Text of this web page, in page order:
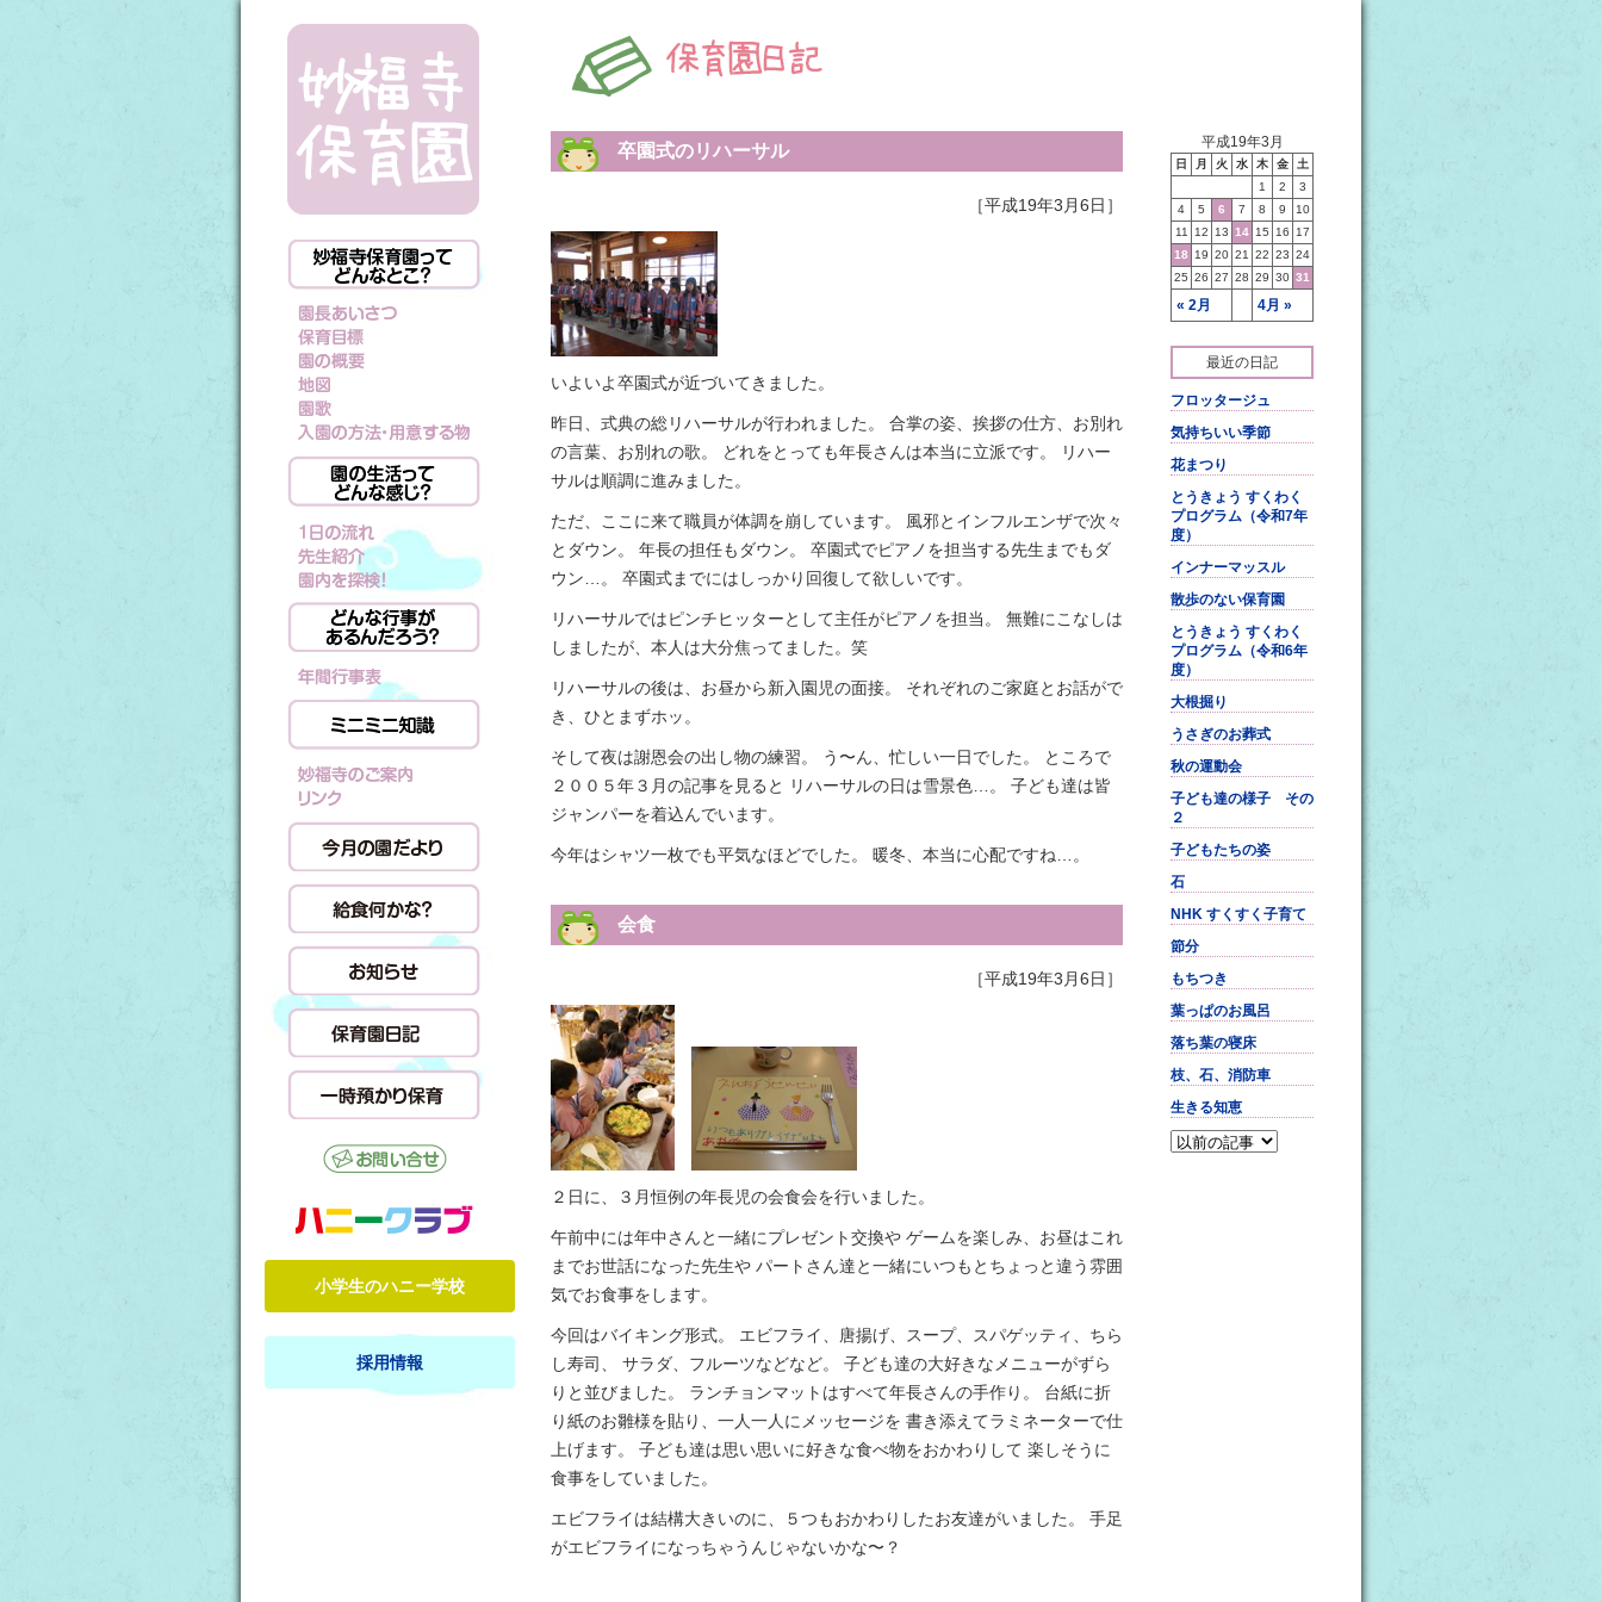
小学生のハニー学校
採用情報
卒園式のリハーサル
［平成19年3月6日］
いよいよ卒園式が近づいてきました。
昨日、式典の総リハーサルが行われました。 合掌の姿、挨拶の仕方、お別れ
の言葉、お別れの歌。 どれをとっても年長さんは本当に立派です。 リハー
サルは順調に進みました。
ただ、ここに来て職員が体調を崩しています。 風邪とインフルエンザで次々
とダウン。 年長の担任もダウン。 卒園式でピアノを担当する先生までもダ
ウン…。 卒園式までにはしっかり回復して欲しいです。
リハーサルではピンチヒッターとして主任がピアノを担当。 無難にこなしは
しましたが、本人は大分焦ってました。笑
リハーサルの後は、お昼から新入園児の面接。 それぞれのご家庭とお話がで
き、ひとまずホッ。
そして夜は謝恩会の出し物の練習。 う〜ん、忙しい一日でした。 ところで
２００５年３月の記事を見ると リハーサルの日は雪景色…。 子ども達は皆
ジャンパーを着込んでいます。
今年はシャツ一枚でも平気なほどでした。 暖冬、本当に心配ですね…。
会食
［平成19年3月6日］
２日に、３月恒例の年長児の会食会を行いました。
午前中には年中さんと一緒にプレゼント交換や ゲームを楽しみ、お昼はこれ
までお世話になった先生や パートさん達と一緒にいつもとちょっと違う雰囲
気でお食事をします。
今回はバイキング形式。 エビフライ、唐揚げ、スープ、スパゲッティ、ちら
し寿司、 サラダ、フルーツなどなど。 子ども達の大好きなメニューがずら
りと並びました。 ランチョンマットはすべて年長さんの手作り。 台紙に折
り紙のお雛様を貼り、一人一人にメッセージを 書き添えてラミネーターで仕
上げます。 子ども達は思い思いに好きな食べ物をおかわりして 楽しそうに
食事をしていました。
エビフライは結構大きいのに、５つもおかわりしたお友達がいました。 手足
がエビフライになっちゃうんじゃないかな〜？
平成19年3月
日 月 火 水 木 金 土
« 2月 4月 »
1 2
3
4
5 6 7 8 9
10
11
12 13 14 15 16
17
18
19 20 21 22 23 24
25 26 27 28 29 30 31
最近の日記
フロッタージュ
気持ちいい季節
花まつり
とうきょう すくわく
プログラム（令和7年
度）
インナーマッスル
散歩のない保育園
とうきょう すくわく
プログラム（令和6年
度）
大根掘り
うさぎのお葬式
秋の運動会
子ども達の様子 その
２
子どもたちの姿
石
NHK すくすく子育て
節分
もちつき
葉っぱのお風呂
落ち葉の寝床
枝、石、消防車
生きる知恵